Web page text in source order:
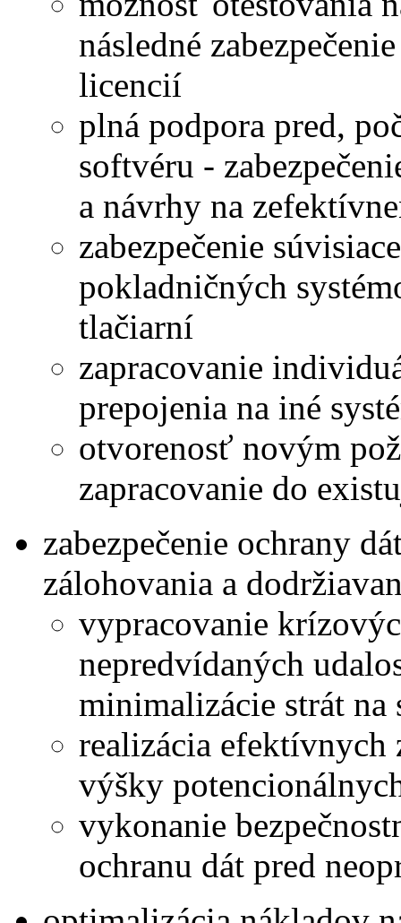
následné
licencií
plná podpora pred,
softvéru -
a návrhy na
zabezpečenie
pokladničných
tlačiarní
zapracovanie
prepojenia na iné
otvorenosť novým
zapracovanie do
zabezpečenie ochrany
zálohovania a
vypracovanie
nepredvídaných
minimalizácie strát na
realizácia efektívnych
výšky
vykonanie
ochranu dát pred